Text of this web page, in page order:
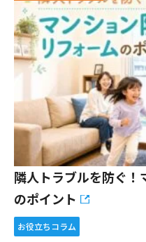
隣人トラブルを防ぐ！
のポイント
お役立ちコラム